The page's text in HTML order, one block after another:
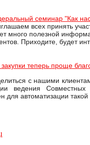
семинар "Как
всех принять
много полезной
Приходите, будет
теперь проще
с нашими
ведения
для автоматизации